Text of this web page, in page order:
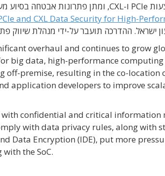
and CXL Data Security for High-
overhaul and continues to grow
big data, high-performance computing
off-premise, resulting in the co-location
application developers to improve
confidential and critical information
with data privacy rules, along with
Data Encryption (IDE), put more
the SoC.